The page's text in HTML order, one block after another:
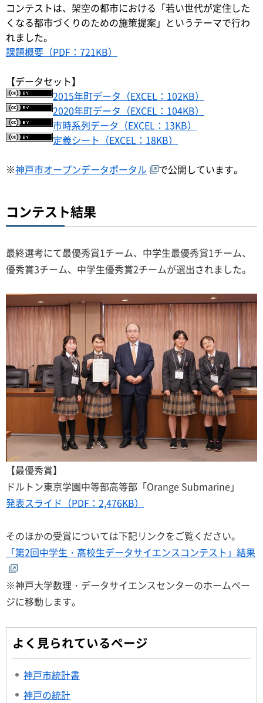
コンテストは、架空の都市における「若い世代が定住した
くなる都市づくりのための施策提案」というテーマで行わ
れました。
課題概要（PDF：721KB）
【データセット】
2015年町データ（EXCEL：102KB）
2020年町データ（EXCEL：104KB）
市時系列データ（EXCEL：13KB）
定義シート（EXCEL：18KB）
※神戸市オープンデータポータル で公開しています。
コンテスト結果
最終選考にて最優秀賞1チーム、中学生最優秀賞1チーム、
優秀賞3チーム、中学生優秀賞2チームが選出されました。
【最優秀賞】
ドルトン東京学園中等部高等部「Orange Submarine」
発表スライド（PDF：2,476KB）
そのほかの受賞については下記リンクをご覧ください。
「第2回中学生・高校生データサイエンスコンテスト」結果
※神戸大学数理・データサイエンスセンターのホームペー
ジに移動します。
よく見られているページ
神戸市統計書
神戸の統計